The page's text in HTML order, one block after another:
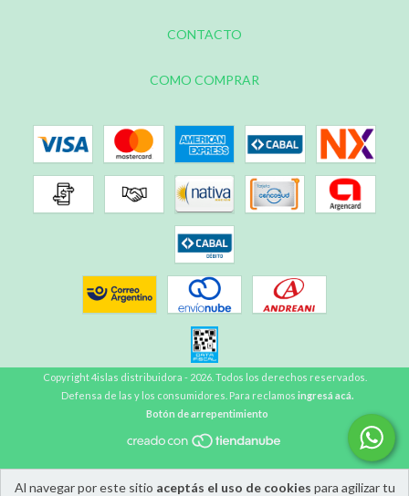
Al navegar por este sitio aceptás el uso de cookies para agilizar tu
CONTACTO
COMO COMPRAR
Copyright 4islas distribuidora - 2026. Todos los derechos reservados.
Defensa de las y los consumidores. Para reclamos ingresá acá.
Botón de arrepentimiento